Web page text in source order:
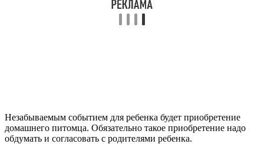
Незабываемым событием для ребенка будет приобретение
домашнего питомца. Обязательно такое приобретение надо
обдумать и согласовать с родителями ребенка.